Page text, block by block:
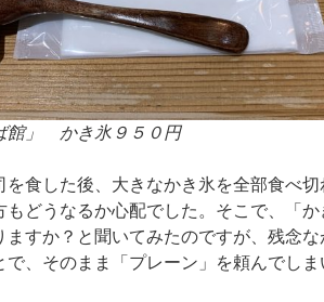
館」 かき氷９５０円
食した後、大きなかき氷を全部食べ切
もどうなるか心配でした。そこで、「か
ますか？と聞いてみたのですが、残念な
で、そのまま「プレーン」を頼んでしま